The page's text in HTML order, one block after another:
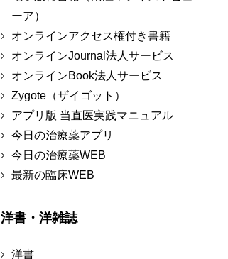
ーア）
オンラインアクセス権付き書籍
オンラインJournal法人サービス
オンラインBook法人サービス
Zygote（ザイゴット）
アプリ版 当直医実践マニュアル
今日の治療薬アプリ
今日の治療薬WEB
最新の臨床WEB
洋書・洋雑誌
洋書